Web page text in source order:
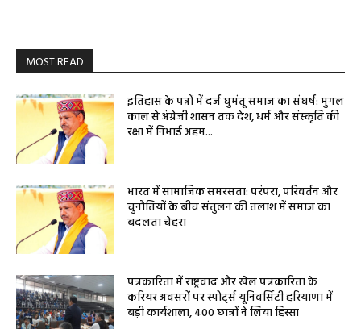
MOST READ
इतिहास के पन्नों में दर्ज घुमंतू समाज का संघर्ष: मुगल
काल से अंग्रेजी शासन तक देश, धर्म और संस्कृति की
रक्षा में निभाई अहम...
भारत में सामाजिक समरसता: परंपरा, परिवर्तन और
चुनौतियों के बीच संतुलन की तलाश में समाज का
बदलता चेहरा
पत्रकारिता में राष्ट्रवाद और खेल पत्रकारिता के
करियर अवसरों पर स्पोर्ट्स यूनिवर्सिटी हरियाणा में
बड़ी कार्यशाला, 400 छात्रों ने लिया हिस्सा